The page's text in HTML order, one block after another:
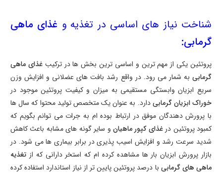
شناخت نیاز های اساسی در تغذیه و غذای ماهی
گرمابی:
پروتئین یکی از مهم ترین و اساسی ترین بخش ها در ترکیبغذای ماهی
گرمابی به شمار می رود. در واقع رشد بافت های عضلانی و افزایش وزن
سریع ابزیان وابستگی مستقیمی به میزان و کیفیت پروتئین موجود در
خوراک ابزیان گرمابیدارد. به عنوان یک متخصص تولید محتوا که سال ها
با پرورش دهندگان موفق در ارتباط بوده ام به جرات می توانم بگویم که
کمبود پروتئین درغذای کپور ماهیان و سایر گونه های مشابه باعث کاهش
شدید سرعت رشد و افزایش اسیب پذیری در برابر بیماری ها می شود. در
بازار پرورش ابزیان بار ها مشاهده کرده ام که استخر دارانی که از تغذیه
ماهی های گرمابی با درصد پروتئین پایین تر از نیاز استاندارد استفاده کرده